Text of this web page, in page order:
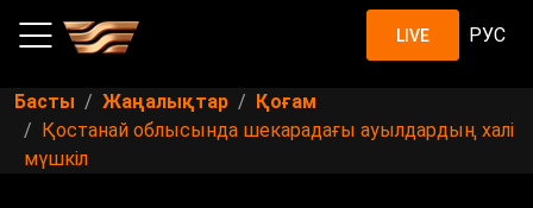
LIVE РУС
Басты Жаңалықтар
Қоғам
Қостанай облысында шекарадағы ауылдардың халі
мүшкіл